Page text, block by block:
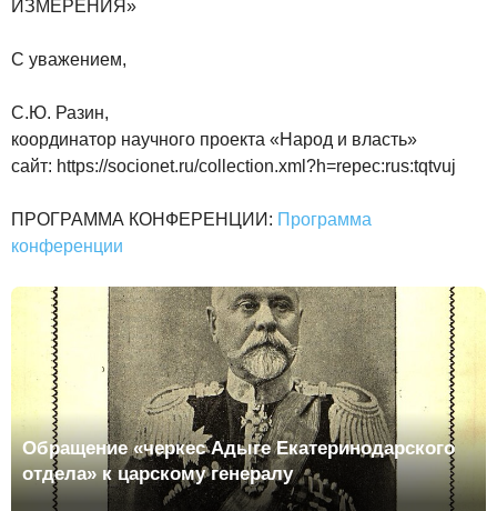
ИЗМЕРЕНИЯ»
С уважением,
С.Ю. Разин,
координатор научного проекта «Народ и власть»
сайт: https://socionet.ru/collection.xml?h=repec:rus:tqtvuj
ПРОГРАММА КОНФЕРЕНЦИИ: Программа
конференции
Обращение «черкес Адыге Екатеринодарского
отдела» к царскому генералу